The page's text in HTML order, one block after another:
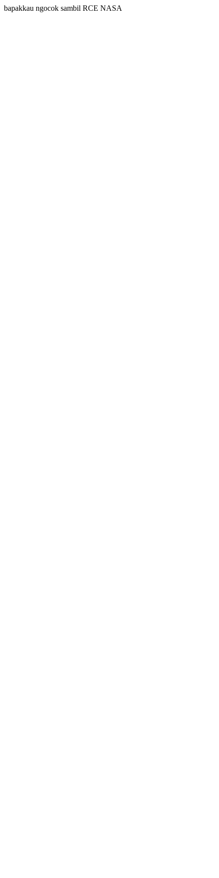
bapakkau ngocok sambil RCE NASA